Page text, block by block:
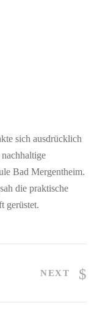
sich ausdrücklich
Bad Mergentheim.
die praktische
gerüstet.
NEXT